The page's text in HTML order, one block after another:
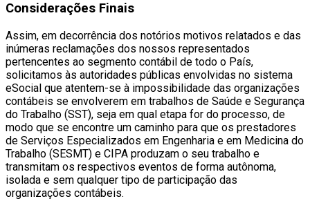
Considerações Finais
Assim, em decorrência dos notórios motivos relatados e das
inúmeras reclamações dos nossos representados
pertencentes ao segmento contábil de todo o País,
solicitamos às autoridades públicas envolvidas no sistema
eSocial que atentem-se à impossibilidade das organizações
contábeis se envolverem em trabalhos de Saúde e Segurança
do Trabalho (SST), seja em qual etapa for do processo, de
modo que se encontre um caminho para que os prestadores
de Serviços Especializados em Engenharia e em Medicina do
Trabalho (SESMT) e CIPA produzam o seu trabalho e
transmitam os respectivos eventos de forma autônoma,
isolada e sem qualquer tipo de participação das
organizações contábeis.